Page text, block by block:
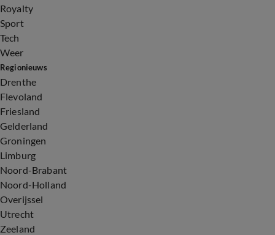
Royalty
Sport
Tech
Weer
Regionieuws
Drenthe
Flevoland
Friesland
Gelderland
Groningen
Limburg
Noord-Brabant
Noord-Holland
Overijssel
Utrecht
Zeeland